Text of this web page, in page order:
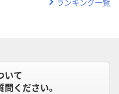
いて
ください。